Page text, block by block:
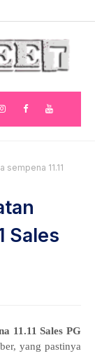
sempena 11.11
Sales
11.11 Sales PG
yang pastinya